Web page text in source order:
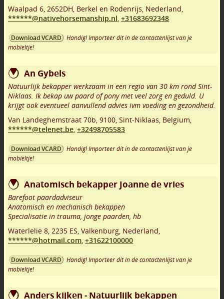
Waalpad 6, 2652DH, Berkel en Rodenrijs, Nederland,
******@nativehorsemanship.nl, +31683692348
Download VCARD
Handig! Importeer dit in de contactenlijst van je
mobieltje!
An Gybels
Natuurlijk bekapper werkzaam in een regio van 30 km rond Sint-
Niklaas. Ik bekap uw paard of pony met veel zorg en geduld. U
krijgt ook eventueel aanvullend advies ivm voeding en gezondheid.
Van Landeghemstraat 70b, 9100, Sint-Niklaas, Belgium,
******@telenet.be, +32498705583
Download VCARD
Handig! Importeer dit in de contactenlijst van je
mobieltje!
Anatomisch bekapper Joanne de vries
Barefoot paardadviseur
Anatomisch en mechanisch bekappen
Specialisatie in trauma, jonge paarden, hb
Waterlelie 8, 2235 ES, Valkenburg, Nederland,
******@hotmail.com, +31622100000
Download VCARD
Handig! Importeer dit in de contactenlijst van je
mobieltje!
Anders kijken - Natuurlijk bekappen